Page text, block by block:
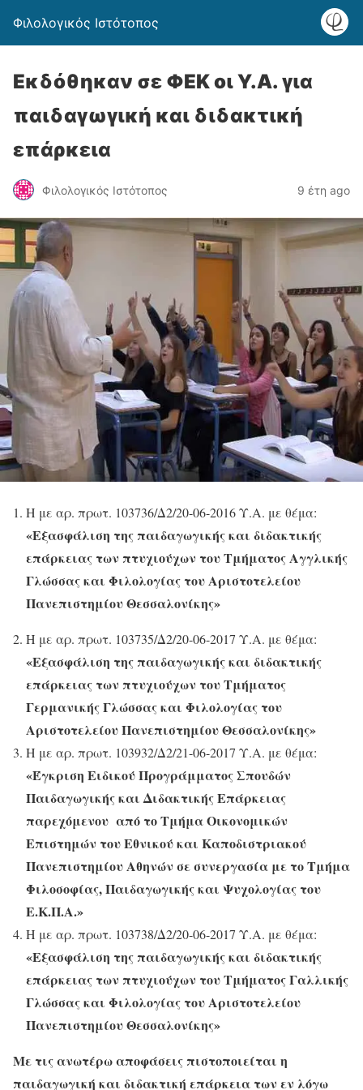
Φιλολογικός Ιστότοπος
Εκδόθηκαν σε ΦΕΚ οι Υ.Α. για
παιδαγωγική και διδακτική
επάρκεια
Φιλολογικός Ιστότοπος 9 έτη ago
Η με αρ. πρωτ. 103736/Δ2/20-06-2016 Υ.Α. με θέμα:
«Εξασφάλιση της παιδαγωγικής και διδακτικής
επάρκειας των πτυχιούχων του Τμήματος Αγγλικής
Γλώσσας και Φιλολογίας του Αριστοτελείου
Πανεπιστημίου Θεσσαλονίκης»
Η με αρ. πρωτ. 103735/Δ2/20-06-2017 Υ.Α. με θέμα:
«Εξασφάλιση της παιδαγωγικής και διδακτικής
επάρκειας των πτυχιούχων του Τμήματος
Γερμανικής Γλώσσας και Φιλολογίας του
Αριστοτελείου Πανεπιστημίου Θεσσαλονίκης»
Η με αρ. πρωτ. 103932/Δ2/21-06-2017 Υ.Α. με θέμα:
«Έγκριση Eιδικού Προγράμματος Σπουδών
Παιδαγωγικής και Διδακτικής Επάρκειας
παρεχόμενου από το Τμήμα Οικονομικών
Επιστημών του Εθνικού και Καποδιστριακού
Πανεπιστημίου Αθηνών σε συνεργασία με το Τμήμα
Φιλοσοφίας, Παιδαγωγικής και Ψυχολογίας του
Ε.Κ.Π.Α.»
Η με αρ. πρωτ. 103738/Δ2/20-06-2017 Υ.Α. με θέμα:
«Εξασφάλιση της παιδαγωγικής και διδακτικής
επάρκειας των πτυχιούχων του Τμήματος Γαλλικής
Γλώσσας και Φιλολογίας του Αριστοτελείου
Πανεπιστημίου Θεσσαλονίκης»
Με τις ανωτέρω αποφάσεις πιστοποιείται η
παιδαγωγική και διδακτική επάρκεια των εν λόγω